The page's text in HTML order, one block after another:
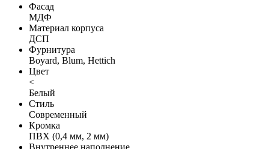
Фасад
МДФ
Материал корпуса
ДСП
Фурнитура
Boyard, Blum, Hettich
Цвет
<
Белый
Стиль
Современный
Кромка
ПВХ (0,4 мм, 2 мм)
Внутреннее наполнение